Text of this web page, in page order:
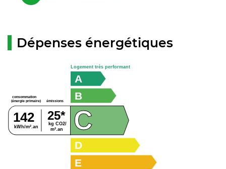
Dépenses énergétiques
consommation
(énergie primaire) émissions
kg CO2/
m².an
kWh/m².an
142 25*
E
D
C
B
A
Logement très performant